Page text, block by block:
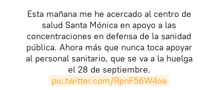
Esta mañana me he acercado al centro de
salud Santa Mónica en apoyo a las
concentraciones en defensa de la sanidad
pública. Ahora más que nunca toca apoyar
al personal sanitario, que se va a la huelga
el 28 de septiembre.
pic.twitter.com/RpnF56W4oa